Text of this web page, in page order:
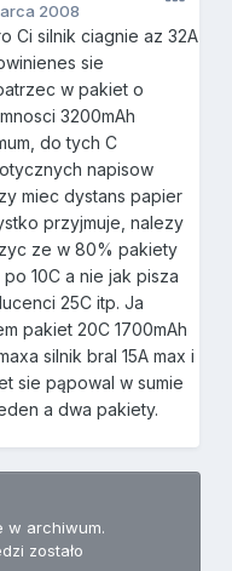
2008
Ci silnik ciagnie az 32A
sie
w pakiet o
3200mAh
do tych C
napisow
miec dystans papier
przyjmuje, nalezy
ze w 80% pakiety
po 10C a nie jak pisza
25C itp. Ja
pakiet 20C 1700mAh
silnik bral 15A max i
sie pąpowal w sumie
a dwa pakiety.
w archiwum.
zostało